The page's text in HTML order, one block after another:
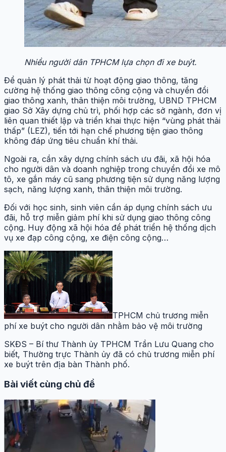
Nhiều người dân TPHCM lựa chọn đi xe buýt.
Để quản lý phát thải từ hoạt động giao thông, tăng
cường hệ thống giao thông công cộng và chuyển đổi
giao thông xanh, thân thiện môi trường, UBND TPHCM
giao Sở Xây dựng chủ trì, phối hợp các sở ngành, đơn vị
liên quan thiết lập và triển khai thực hiện “vùng phát thải
thấp” (LEZ), tiến tới hạn chế phương tiện giao thông
không đáp ứng tiêu chuẩn khí thải.
Ngoài ra, cần xây dựng chính sách ưu đãi, xã hội hóa
cho người dân và doanh nghiệp trong chuyển đổi xe mô
tô, xe gắn máy cũ sang phương tiện sử dụng năng lượng
sạch, năng lượng xanh, thân thiện môi trường.
Đối với học sinh, sinh viên cần áp dụng chính sách ưu
đãi, hỗ trợ miễn giảm phí khi sử dụng giao thông công
cộng. Huy động xã hội hóa để phát triển hệ thống dịch
vụ xe đạp công cộng, xe điện công cộng…
TPHCM chủ trương miễn
phí xe buýt cho người dân nhằm bảo vệ môi trường
SKĐS – Bí thư Thành ủy TPHCM Trần Lưu Quang cho
biết, Thường trực Thành ủy đã có chủ trương miễn phí
xe buýt trên địa bàn Thành phố.
Bài viết cùng chủ đề